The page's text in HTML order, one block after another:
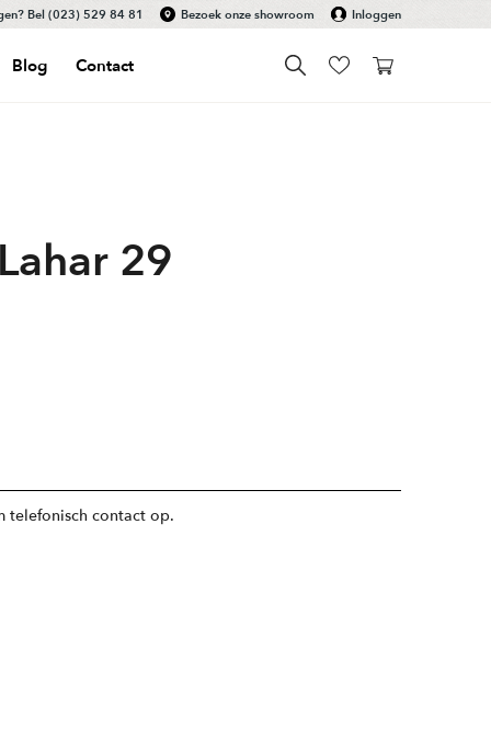
Bel(023) 529 84 81 Bezoek onze showroom Inloggen
Blog Contact
29
telefonisch contact op.